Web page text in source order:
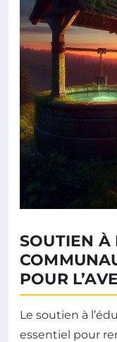
SOUTIEN À
POUR
Le soutien à
essentiel pour